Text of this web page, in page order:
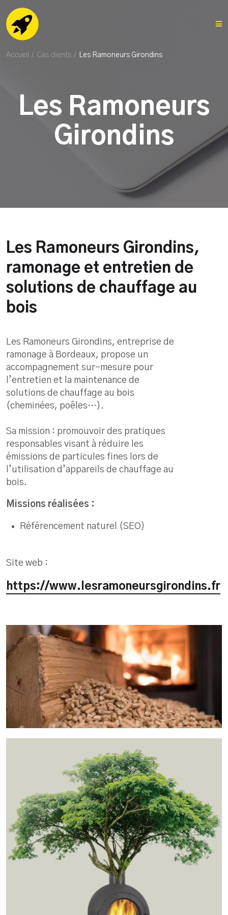
Accueil / Cas clients / Les Ramoneurs Girondins
Les Ramoneurs
Girondins
Les Ramoneurs Girondins,
ramonage et entretien de
solutions de chauffage au
bois
Les Ramoneurs Girondins, entreprise de
ramonage à Bordeaux, propose un
accompagnement sur-mesure pour
l’entretien et la maintenance de
solutions de chauffage au bois
(cheminées, poêles…).
Sa mission : promouvoir des pratiques
responsables visant à réduire les
émissions de particules fines lors de
l’utilisation d’appareils de chauffage au
bois.
Missions réalisées :
Référencement naturel (SEO)
Site web :
https://www.lesramoneursgirondins.fr